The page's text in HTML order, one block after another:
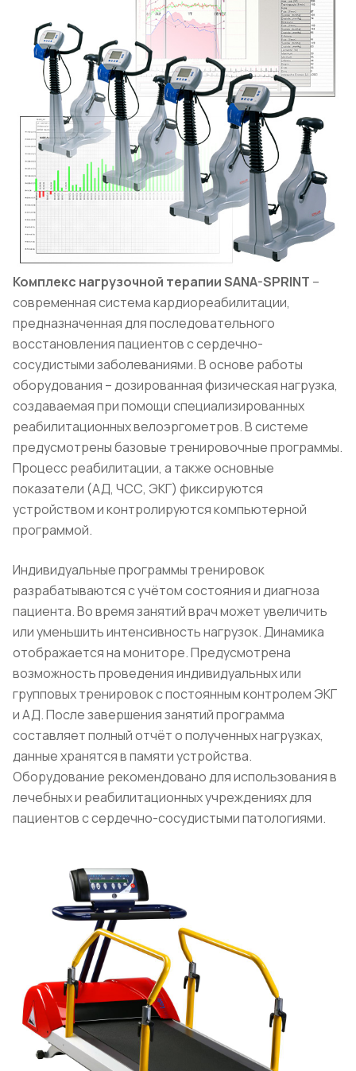
Комплекс нагрузочной терапии SANA-SPRINT –
современная система кардиореабилитации,
предназначенная для последовательного
восстановления пациентов с сердечно-
сосудистыми заболеваниями. В основе работы
оборудования – дозированная физическая нагрузка,
создаваемая при помощи специализированных
реабилитационных велоэргометров. В системе
предусмотрены базовые тренировочные программы.
Процесс реабилитации, а также основные
показатели (АД, ЧСС, ЭКГ) фиксируются
устройством и контролируются компьютерной
программой.
Индивидуальные программы тренировок
разрабатываются с учётом состояния и диагноза
пациента. Во время занятий врач может увеличить
или уменьшить интенсивность нагрузок. Динамика
отображается на мониторе. Предусмотрена
возможность проведения индивидуальных или
групповых тренировок с постоянным контролем ЭКГ
и АД. После завершения занятий программа
составляет полный отчёт о полученных нагрузках,
данные хранятся в памяти устройства.
Оборудование рекомендовано для использования в
лечебных и реабилитационных учреждениях для
пациентов с сердечно-сосудистыми патологиями.